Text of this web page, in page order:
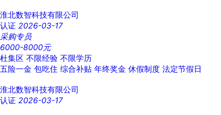
淮北数智科技有限公司
认证 2026-03-17
采购专员
6000-8000元
杜集区 不限经验 不限学历
五险一金 包吃住 综合补贴 年终奖金 休假制度 法定节假日
淮北数智科技有限公司
认证 2026-03-17